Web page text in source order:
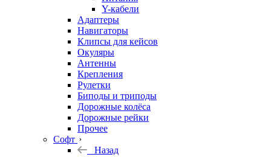
Y-кабели
Адаптеры
Навигаторы
Клипсы для кейсов
Окуляры
Антенны
Крепления
Рулетки
Биподы и триподы
Дорожные колёса
Дорожные рейки
Прочее
Софт
Назад